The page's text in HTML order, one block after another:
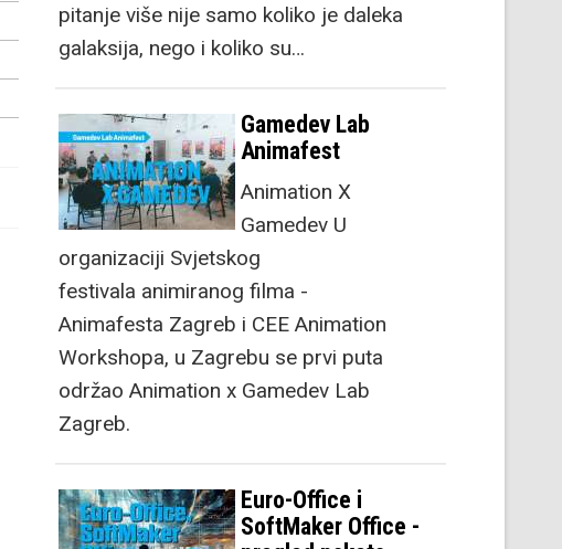
pitanje više nije samo koliko je daleka
galaksija, nego i koliko su…
Gamedev Lab
Animafest
Animation X
Gamedev U
organizaciji Svjetskog
festivala animiranog filma -
Animafesta Zagreb i CEE Animation
Workshopa, u Zagrebu se prvi puta
održao Animation x Gamedev Lab
Zagreb.
Euro-Office i
SoftMaker Office -